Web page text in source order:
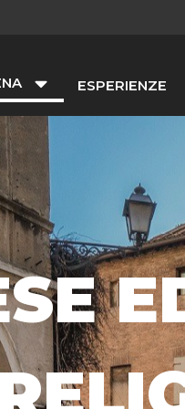
ESPERIENZE